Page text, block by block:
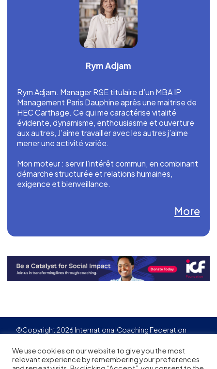
Rym Adjam
Rym Adjam. Manager RSE titulaire d’un MBA IP
Management Paris Dauphine après une maitrise de
HEC Carthage. Ce qui me caractérise vitalité
évidente, dynamisme, enthousiasme et ouverture
aux autres, J’aime travailler avec les autres j’aime
mener une activité variée.
Mon moteur : servir l’intérêt commun, en combinant
démarche structurée et relations humaines,
exigence et bienveillance.
More
©Copyright 2026 International Coaching Federation
We use cookies on our website to give you the most
relevant experience by remembering your preferences